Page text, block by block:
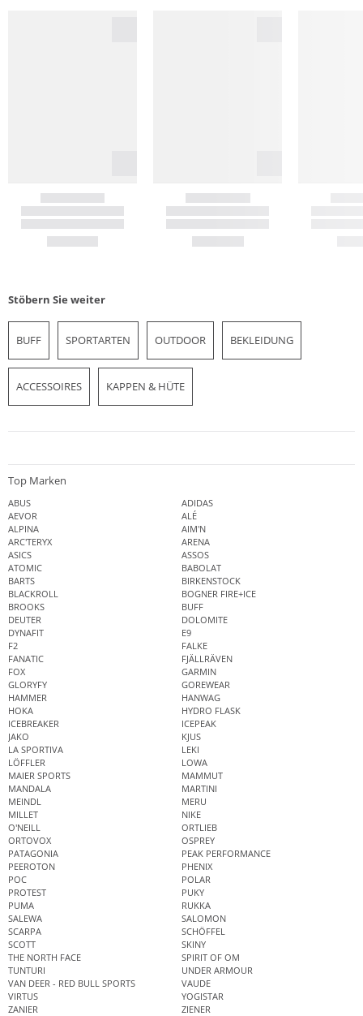
Stöbern Sie weiter
BUFF SPORTARTEN OUTDOOR BEKLEIDUNG
ACCESSOIRES KAPPEN & HÜTE
Top Marken
ABUS
ADIDAS
AEVOR
ALÉ
ALPINA
AIM'N
ARC'TERYX
ARENA
ASICS
ASSOS
ATOMIC
BABOLAT
BARTS
BIRKENSTOCK
BLACKROLL
BOGNER FIRE+ICE
BROOKS
BUFF
DEUTER
DOLOMITE
DYNAFIT
E9
F2
FALKE
FANATIC
FJÄLLRÄVEN
FOX
GARMIN
GLORYFY
GOREWEAR
HAMMER
HANWAG
HOKA
HYDRO FLASK
ICEBREAKER
ICEPEAK
JAKO
KJUS
LA SPORTIVA
LEKI
LÖFFLER
LOWA
MAIER SPORTS
MAMMUT
MANDALA
MARTINI
MEINDL
MERU
MILLET
NIKE
O'NEILL
ORTLIEB
ORTOVOX
OSPREY
PATAGONIA
PEAK PERFORMANCE
PEEROTON
PHENIX
POC
POLAR
PROTEST
PUKY
PUMA
RUKKA
SALEWA
SALOMON
SCARPA
SCHÖFFEL
SCOTT
SKINY
THE NORTH FACE
SPIRIT OF OM
TUNTURI
UNDER ARMOUR
VAN DEER - RED BULL SPORTS
VAUDE
VIRTUS
YOGISTAR
ZANIER
ZIENER